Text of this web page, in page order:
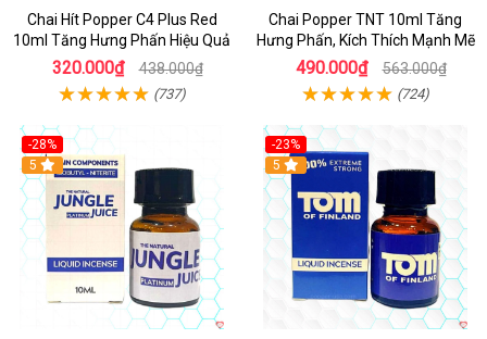
Chai Hít Popper C4 Plus Red
10ml Tăng Hưng Phấn Hiệu Quả
320.000₫ 438.000₫
(737)
Chai Popper TNT 10ml Tăng
Hưng Phấn, Kích Thích Mạnh Mẽ
490.000₫ 563.000₫
(724)
-28%
5
-23%
5